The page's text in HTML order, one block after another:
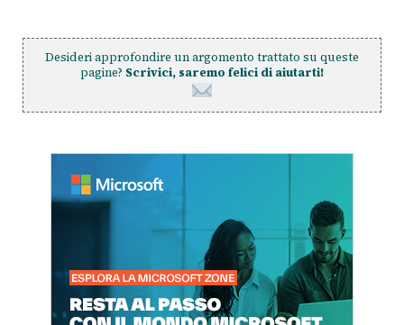
Desideri approfondire un argomento trattato su queste
pagine? Scrivici, saremo felici di aiutarti!